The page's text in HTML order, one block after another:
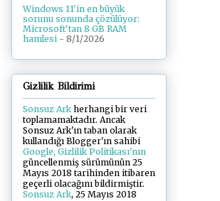
Windows 11'in en büyük
sorunu sonunda çözülüyor:
Microsoft'tan 8 GB RAM
hamlesi - 8/1/2026
Gizlilik Bildirimi
Sonsuz Arkherhangi bir veri
toplamamaktadır. Ancak
Sonsuz Ark'ın taban olarak
kullandığı Blogger'ın sahibi
Google, Gizlilik Politikası'nın
güncellenmiş sürümünün 25
Mayıs 2018 tarihinden itibaren
geçerli olacağını bildirmiştir.
Sonsuz Ark, 25 Mayıs 2018